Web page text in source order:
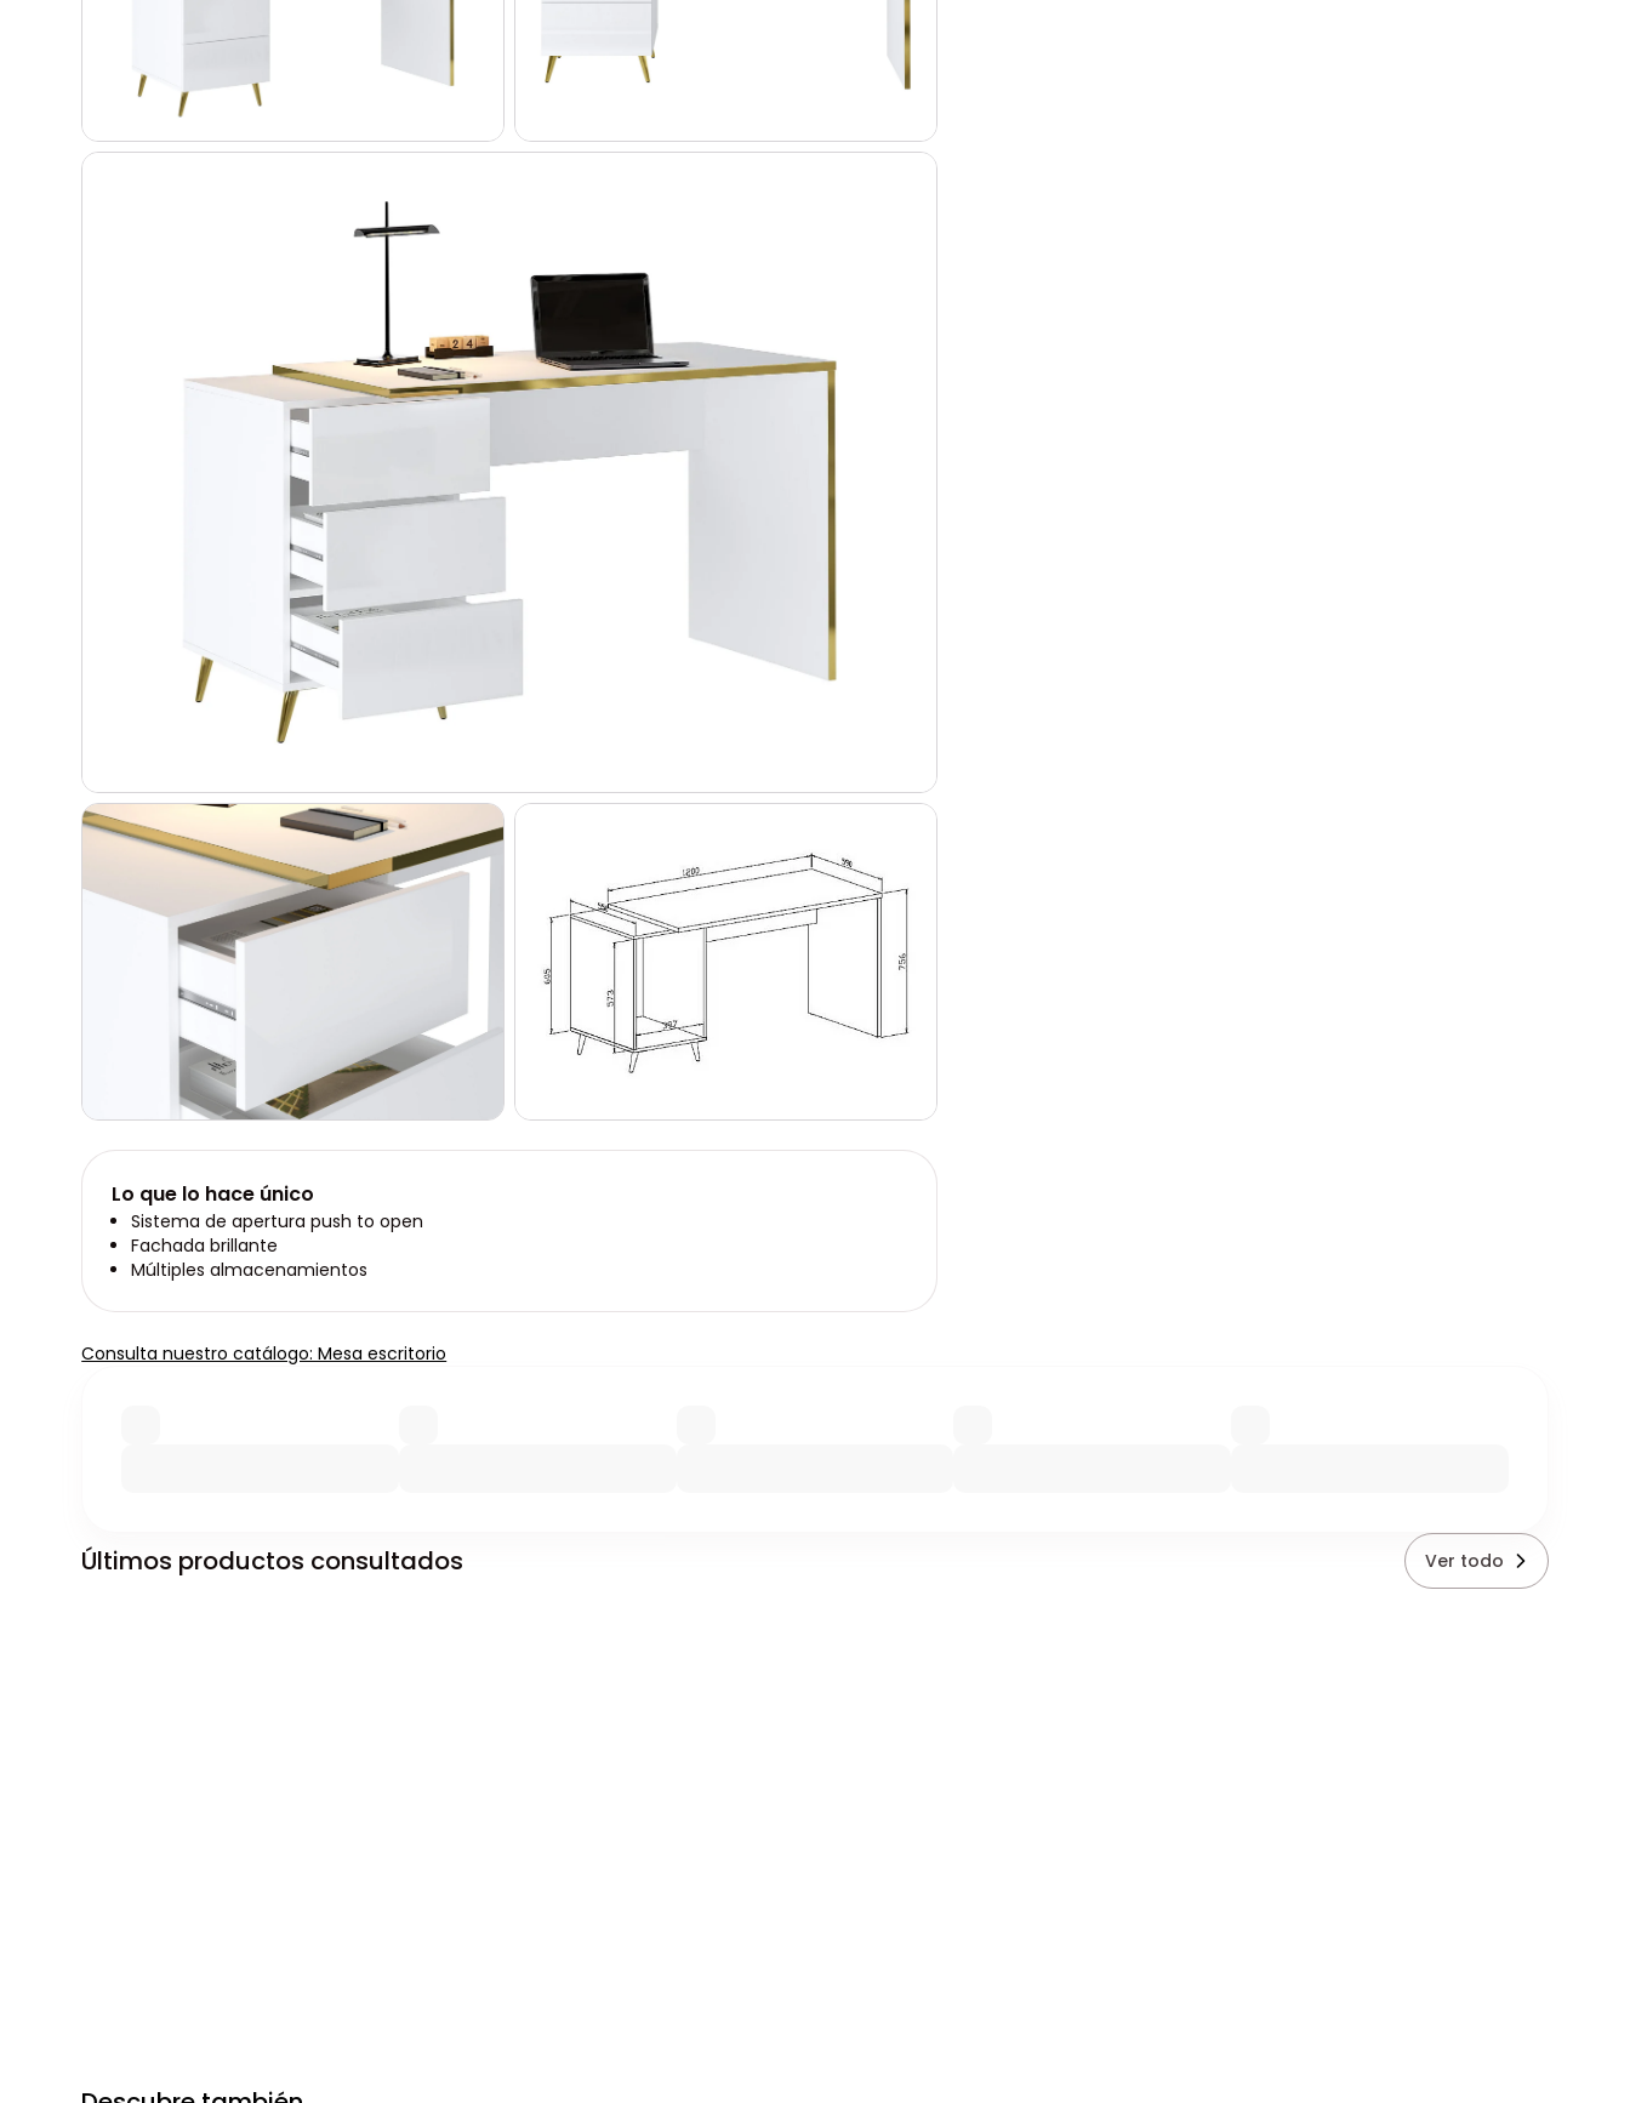
Lo que lo hace único
Sistema de apertura push to open
Fachada brillante
Múltiples almacenamientos
Consulta nuestro catálogo: Mesa escritorio
Últimos productos consultados Ver todo